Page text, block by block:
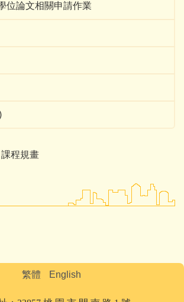
位論文相關申請作業
課程規畫
繁體 English